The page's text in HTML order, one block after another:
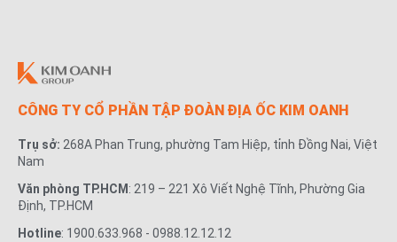
CÔNG TY CỔ PHẦN TẬP ĐOÀN ĐỊA ỐC KIM OANH
Trụ sở: 268A Phan Trung, phường Tam Hiệp, tỉnh Đồng Nai, Việt
Nam
Văn phòng TP.HCM : 219 – 221 Xô Viết Nghệ Tĩnh, Phường Gia
Định, TP.HCM
Hotline: 1900.633.968 - 0988.12.12.12